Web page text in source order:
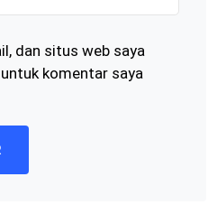
dan situs web saya
komentar saya